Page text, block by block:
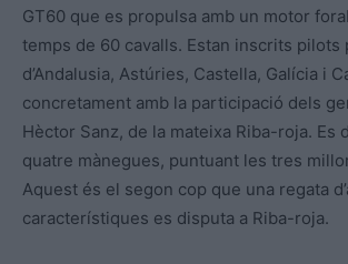
GT60 que es propulsa amb un motor
temps de 60 cavalls. Estan inscrits pilots
d’Andalusia, Astúries, Castella, Galícia i
concretament amb la participació dels
Hèctor Sanz, de la mateixa Riba-roja. Es
quatre mànegues, puntuant les tres
Aquest és el segon cop que una regata
característiques es disputa a Riba-roja.